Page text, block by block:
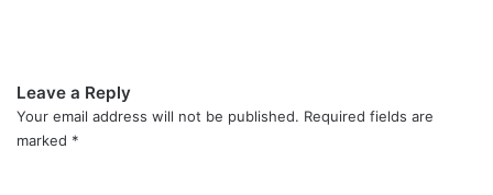
Leave a Reply
Your email address will not be published. Required fields are
marked *